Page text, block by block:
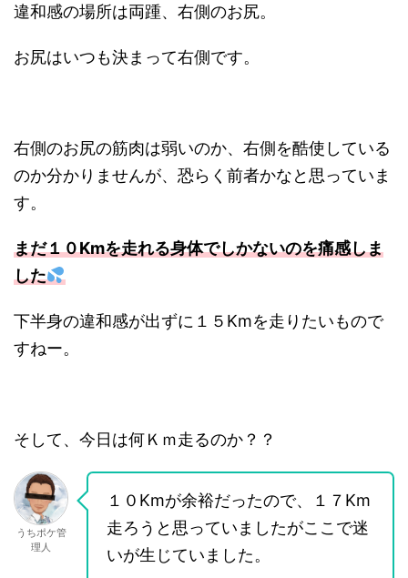
違和感の場所は両踵、右側のお尻。
お尻はいつも決まって右側です。
右側のお尻の筋肉は弱いのか、右側を酷使している
のか分かりませんが、恐らく前者かなと思っていま
す。
まだ１０Kmを走れる身体でしかないのを痛感しま
した
下半身の違和感が出ずに１５Kmを走りたいもので
すねー。
そして、今日は何Ｋｍ走るのか？？
うちポケ管
理人
１０Kmが余裕だったので、１７Km
走ろうと思っていましたがここで迷
いが生じていました。